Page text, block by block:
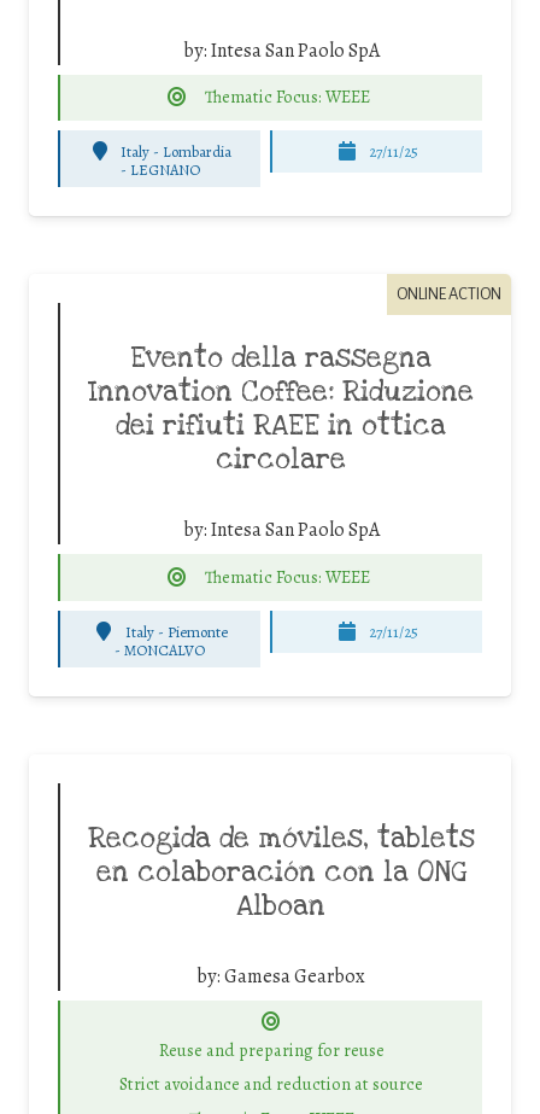
by:Intesa San Paolo SpA
Thematic Focus: WEEE
Italy - Lombardia
- LEGNANO
27/11/25
ONLINE ACTION
Evento della rassegna
Innovation Coffee: Riduzione
dei rifiuti RAEE in ottica
circolare
by:Intesa San Paolo SpA
Thematic Focus: WEEE
Italy - Piemonte
-MONCALVO
27/11/25
Recogida de móviles, tablets
en colaboración con la ONG
Alboan
by:Gamesa Gearbox
Reuse and preparing for reuse
Strict avoidance and reduction at source